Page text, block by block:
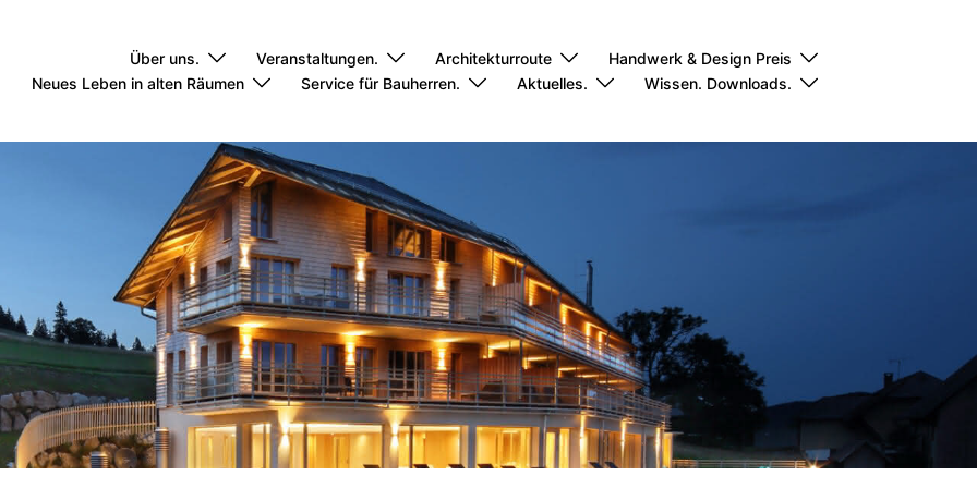
Über uns. Veranstaltungen. Architekturroute
Handwerk & Design Preis
Neues Leben in alten Räumen
Service für Bauherren. Aktuelles. Wissen. Downloads.